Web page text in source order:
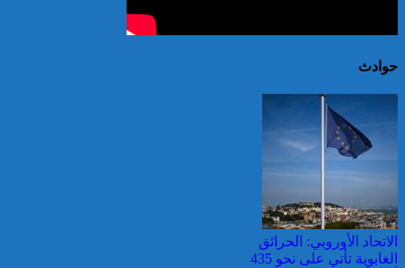
حوادث
الاتحاد الأوروبي: الحرائق
الغابوية تأتي على نحو 435